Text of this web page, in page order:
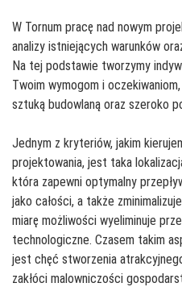
W Tornum pracę nad nowym
analizy istniejących warunków
Na tej podstawie tworzymy
Twoim wymogom i
sztuką budowlaną oraz szeroko
Jednym z kryteriów, jakim
projektowania, jest taka
która zapewni optymalny
jako całości, a także
miarę możliwości wyeliminuje
technologiczne. Czasem takim
jest chęć stworzenia
zakłóci malowniczości